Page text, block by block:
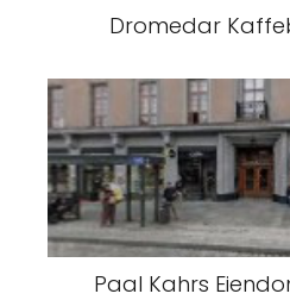
Dromedar
Paal Kahrs